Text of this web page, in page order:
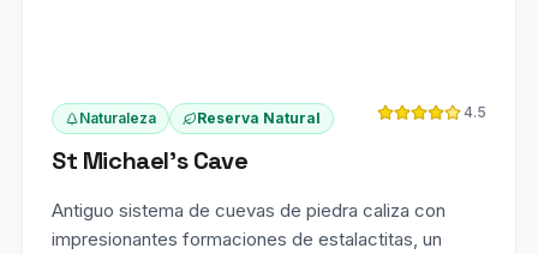
Naturaleza Reserva Natural
St Michael's Cave
4.5
Antiguo sistema de cuevas de piedra caliza con
impresionantes formaciones de estalactitas, un